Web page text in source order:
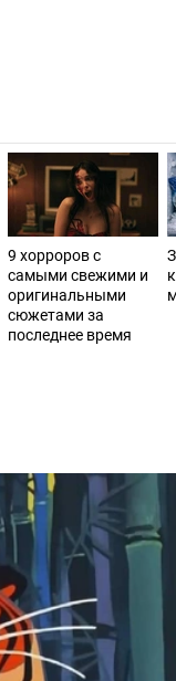
9 хорроров с
самыми свежими и
оригинальными
сюжетами за
последнее время